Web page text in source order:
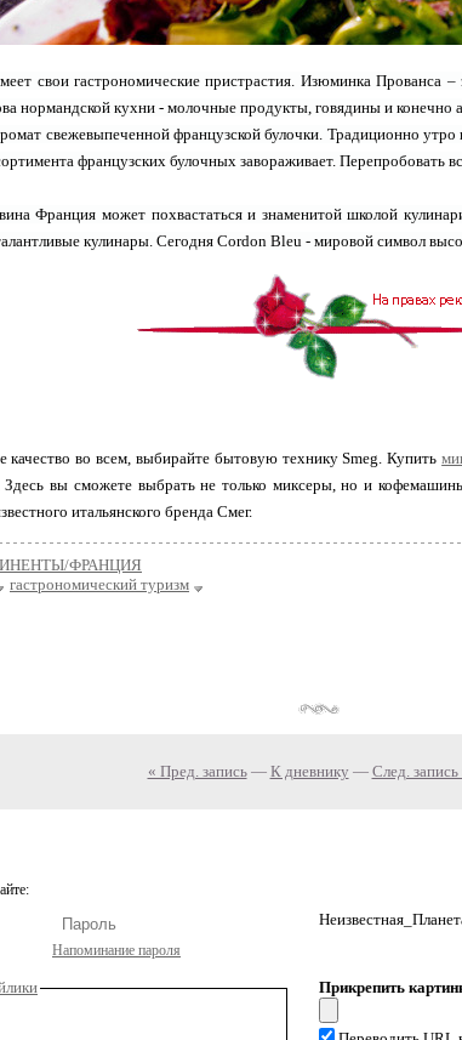
свои гастрономические пристрастия. Изюминка Прованса
нормандской кухни - молочные продукты, говядины и конечно
свежевыпеченной французской булочки. Традиционно утро
французских булочных завораживает. Перепробовать
Франция может похвастаться и знаменитой школой
кулинары. Сегодня Cordon Bleu - мировой символ
качество во всем, выбирайте бытовую технику Smeg. Купить
Здесь вы сможете выбрать не только миксеры, но и
итальянского бренда Смег.
ФРАНЦИЯ
гастрономический туризм
« Пред. запись— К дневнику — След. запись
Напоминание пароля
Прикрепить